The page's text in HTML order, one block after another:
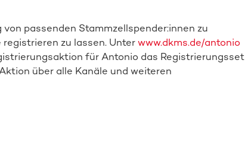
passenden Stammzellspender:innen zu
zu lassen. Unter www.dkms.de/antonio
für Antonio das Registrierungsset
über alle Kanäle und weiteren